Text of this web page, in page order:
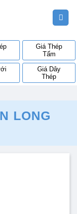
Giá Thép
Tấm
Giá Dây
Thép
LONG